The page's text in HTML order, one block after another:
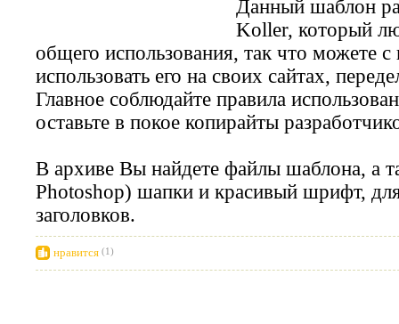
Данный шаблон
Koller, который
общего использования, так что можете
использовать его на своих сайтах,
Главное соблюдайте правила
оставьте в покое копирайты
В архиве Вы найдете файлы шаблона, а
Photoshop) шапки и красивый шрифт,
заголовков.
нравится (1)